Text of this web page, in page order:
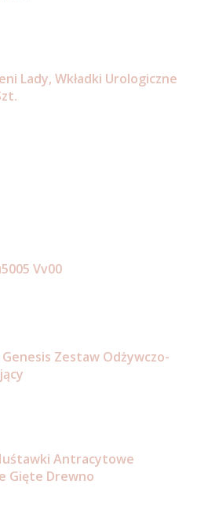
Lady, Wkładki Urologiczne
Vv00
Zestaw Odżywczo-
Antracytowe
Gięte Drewno